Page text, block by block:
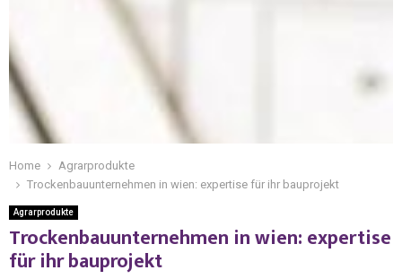
Home
Agrarprodukte
Trockenbauunternehmen in wien: expertise für ihr bauprojekt
Agrarprodukte
Trockenbauunternehmen in wien: expertise
für ihr bauprojekt